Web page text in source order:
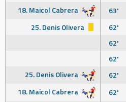
18. Maicol Cabrera
63'
25. Denis Olivera
62'
62'
62'
25. Denis Olivera
62'
18. Maicol Cabrera
62'